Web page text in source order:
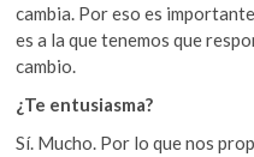
cambia. Por eso es
es a la que tenemos que
cambio.
¿Te entusiasma?
Sí. Mucho. Por lo que nos